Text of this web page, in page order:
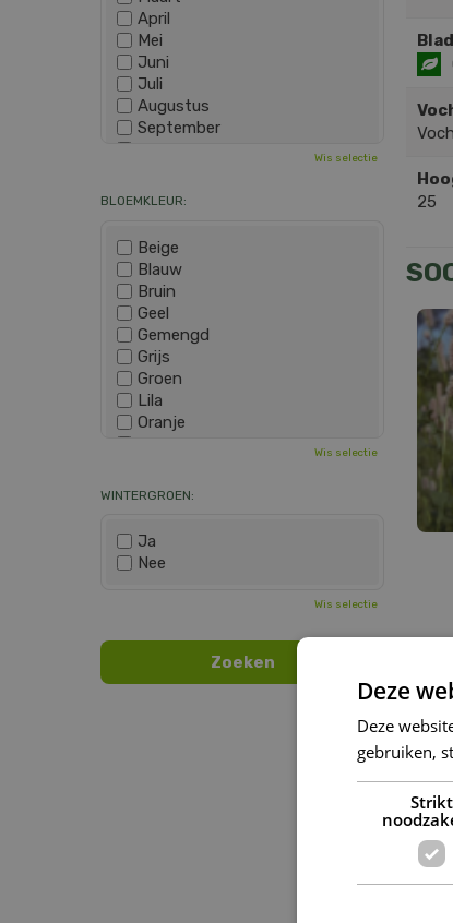
25
April
Mei
Juni
Juli
Augustus
September
December
Wis selectie
BLOEMKLEUR:
Beige
Blauw
Bruin
Geel
Gemengd
Grijs
Groen
Lila
Oranje
Roze
Zwart
Wis selectie
WINTERGROEN:
Ja
Nee
Wis selectie
Deze
Deze
gebruiken,
Strikt